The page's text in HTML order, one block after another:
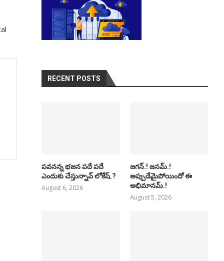
RECENT POSTS
పవనన్న భజన పదే పదే
ఎందుకు చేస్తున్నావ్ లోకేష్.?
August 6, 2026
జగన్.! జనమ్.!
అప్పుడేమైపోయిందో ఈ
అభిమానమ్.!
August 5, 2026